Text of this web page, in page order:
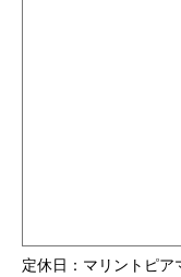
定休日：マリントピア